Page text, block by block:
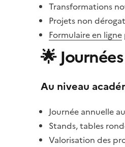
Transformations
Projets non
Formulaire en ligne
🌟
Au niveau
Journée annuelle
Stands, tables
Valorisation des